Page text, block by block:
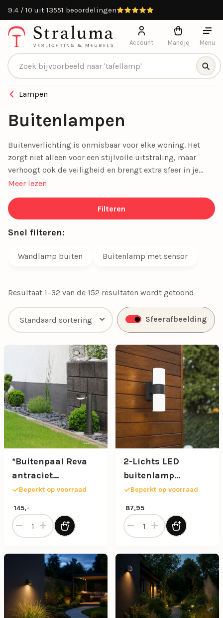
13551 beoordelingen
Producten zoeken
Account Mandje Menu
Lampen
Buitenlampen
Buitenverlichting is onmisbaar voor elke woning. Het
zorgt niet alleen voor een stijlvolle uitstraling, maar
verhoogt ook de veiligheid en brengt extra sfeer in je
tuin. LED-buitenverlichting
milieuvriendelijke verlichting.
Meer lezen
Filteren
Snel filteren:
Wandlamp buiten Buitenlamp met sensor
Resultaat 1–32 van de 152 resultaten wordt getoond
Sfeerafbeelding
*Buitenpaal Reva
antraciet
kantelbaar
Beperkt op voorraad
145,-
*Buitenpaal Reva antraciet kantelbaar aantal
2-Lichts LED
buitenlamp
verstelbaar zwart
aluminium
Beperkt op voorraad
87,95
2-Lichts LED buitenlamp